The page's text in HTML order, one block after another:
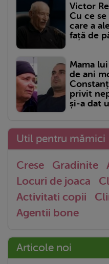
Victor
Cu ce
care a
față de
Mama
de ani
privit
și-a dat
Util pentru mămici
Crese Gradinite
Locuri de joaca
Activitati copii
Agentii bone
Articole noi